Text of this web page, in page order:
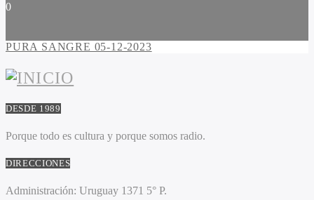
0
PURA SANGRE 05-12-2023
DESDE 1989
Porque todo es cultura y porque somos radio.
DIRECCIONES
Administración: Uruguay 1371 5° P.